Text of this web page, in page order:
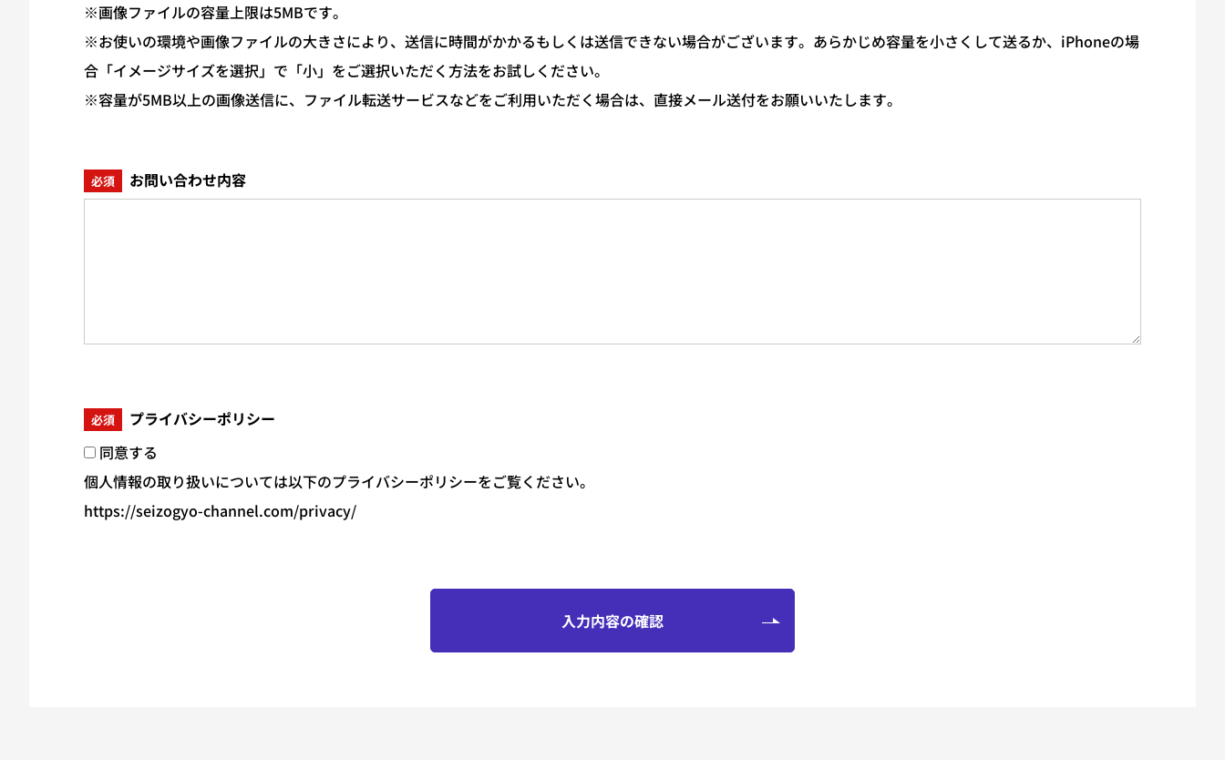
※画像ファイルの容量上限は5MBです。
※お使いの環境や画像ファイルの大きさにより、送信に時間がかかるもしくは送信できない場合がございます。あらかじめ容量を小さくして送るか、iPhoneの場
合「イメージサイズを選択」で「小」をご選択いただく方法をお試しください。
※容量が5MB以上の画像送信に、ファイル転送サービスなどをご利用いただく場合は、直接メール送付をお願いいたします。
必須 お問い合わせ内容
必須
プライバシーポリシー
同意する
個人情報の取り扱いについては以下のプライバシーポリシーをご覧ください。
https://seizogyo-channel.com/privacy/